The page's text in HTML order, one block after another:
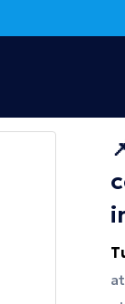
Kanāriju